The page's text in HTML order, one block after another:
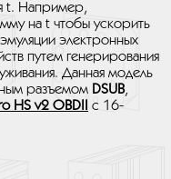
t. Например,
на t чтобы ускорить
электронных
путем генерирования
Данная модель
разъемом DSUB,
HS v2 OBDII
с 16-